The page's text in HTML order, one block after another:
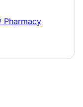
Pharmacy